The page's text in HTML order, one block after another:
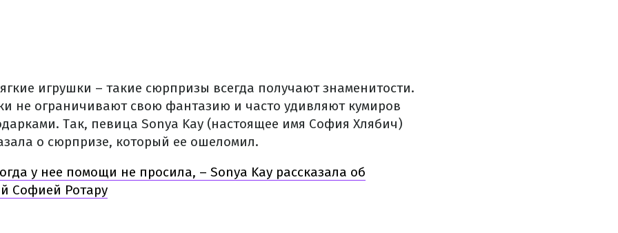
игрушки – такие сюрпризы всегда получают знаменитости.
не ограничивают свою фантазию и часто удивляют кумиров
Так, певица Sonya Kay (настоящее имя София Хлябич)
о сюрпризе, который ее ошеломил.
у нее помощи не просила, – Sonya Kay рассказала об
Софией Ротару